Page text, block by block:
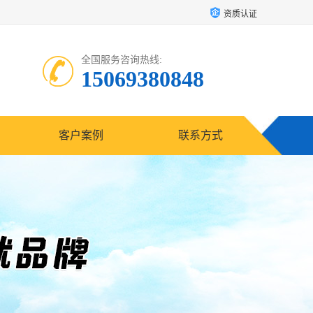
资质认证
全国服务咨询热线:
15069380848
客户案例 联系方式